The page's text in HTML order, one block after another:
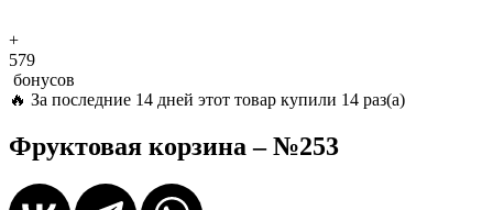
+
579
бонусов
🔥 За последние 14 дней этот товар купили 14 раз(а)
Фруктовая корзина – №253